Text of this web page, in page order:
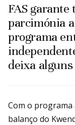
FAS
parcimónia
programa
deixa alguns
Com o
balanço do